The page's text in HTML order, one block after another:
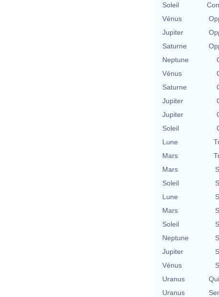
Soleil
Vénus
Jupiter
Saturne
Neptune
Vénus
Saturne
Jupiter
Jupiter
Soleil
Lune
Mars
Mars
Soleil
Lune
Mars
Soleil
Neptune
Jupiter
Vénus
Uranus
Uranus